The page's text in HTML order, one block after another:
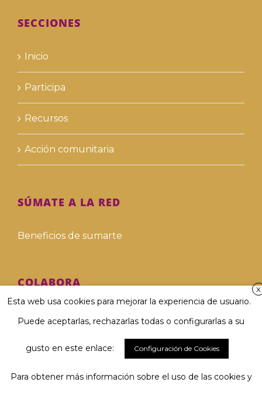
SECCIONES
Inicio
Participa
Recursos
Acción comunitaria
SÚMATE A LA RED
Beneficios de sumarte
COLABORA
Hazte voluntari@
Hazte donante
Involucra a tu empresa
X
Esta web usa cookies para mejorar la experiencia de usuario.
Puede aceptarlas, rechazarlas todas o configurarlas a su
gusto en este enlace: Configuración de Cookies
Para obtener más información sobre el uso de las cookies y